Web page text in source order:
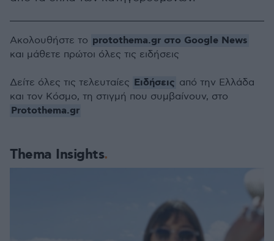
Thema Insights
Ακολουθήστε το protothema.gr στο Google News
και μάθετε πρώτοι όλες τις ειδήσεις
Δείτε όλες τις τελευταίες Ειδήσεις από την Ελλάδα
και τον Κόσμο, τη στιγμή που συμβαίνουν, στο
Protothema.gr